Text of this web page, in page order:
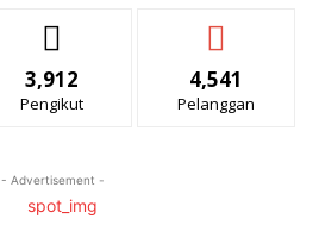
3,912
Pengikut
4,541
Pelanggan
- Advertisement -